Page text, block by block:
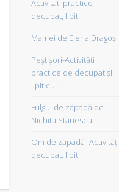
Activitati practice
decupat, lipit
Mamei de Elena Dragoş
Peştişori-Activităţi
practice de decupat şi
lipit cu…
Fulgul de zăpadă de
Nichita Stănescu
Om de zăpadă- Activităţi
decupat, lipit